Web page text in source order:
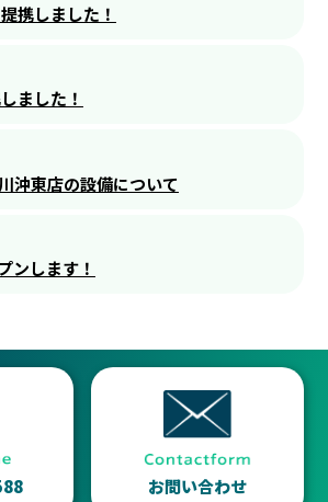
携しました！
ました！
沖東店の設備について
ンします！
お問い合わせ